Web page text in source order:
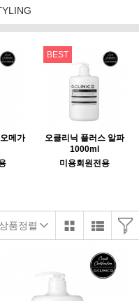
메가
BEST
오클리닉 플러스 알파
1000ml
미용회원전용
상품정렬